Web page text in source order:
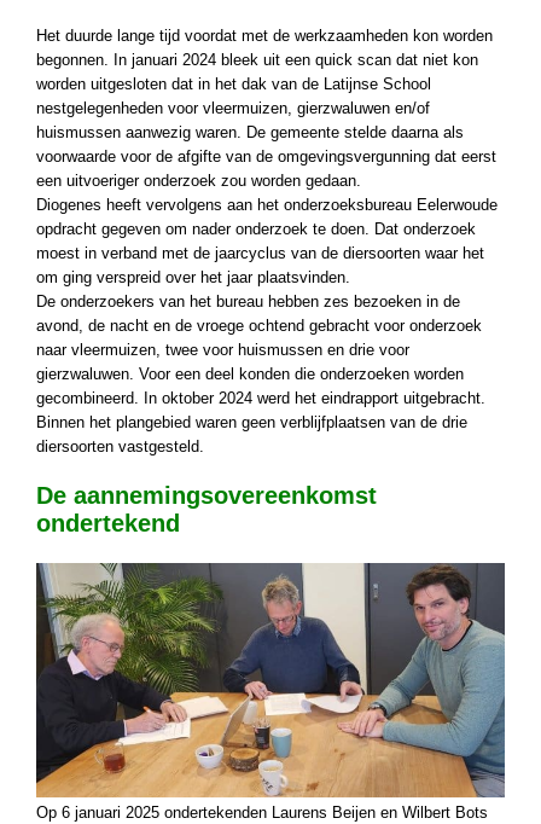
Het duurde lange tijd voordat met de werkzaamheden kon worden
begonnen. In januari 2024 bleek uit een quick scan dat niet kon
worden uitgesloten dat in het dak van de Latijnse School
nestgelegenheden voor vleermuizen, gierzwaluwen en/of
huismussen aanwezig waren. De gemeente stelde daarna als
voorwaarde voor de afgifte van de omgevingsvergunning dat eerst
een uitvoeriger onderzoek zou worden gedaan.
Diogenes heeft vervolgens aan het onderzoeksbureau Eelerwoude
opdracht gegeven om nader onderzoek te doen. Dat onderzoek
moest in verband met de jaarcyclus van de diersoorten waar het
om ging verspreid over het jaar plaatsvinden.
De onderzoekers van het bureau hebben zes bezoeken in de
avond, de nacht en de vroege ochtend gebracht voor onderzoek
naar vleermuizen, twee voor huismussen en drie voor
gierzwaluwen. Voor een deel konden die onderzoeken worden
gecombineerd. In oktober 2024 werd het eindrapport uitgebracht.
Binnen het plangebied waren geen verblijfplaatsen van de drie
diersoorten vastgesteld.
De aannemingsovereenkomst
ondertekend
Op 6 januari 2025 ondertekenden Laurens Beijen en Wilbert Bots